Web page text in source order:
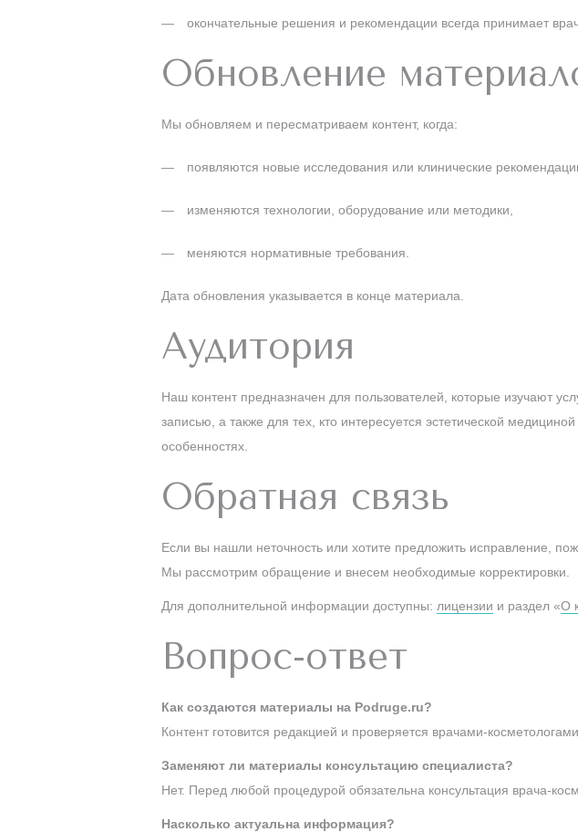
окончательные решения и рекомендации всегда принимает
Обновление
Мы обновляем и пересматриваем контент, когда:
появляются новые исследования или клинические
изменяются технологии, оборудование или методики,
меняются нормативные требования.
Дата обновления указывается в конце материала.
Аудитория
Наш контент предназначен для пользователей, которые изучают
записью, а также для тех, кто интересуется эстетической
особенностях.
Обратная связь
Если вы нашли неточность или хотите предложить исправление,
Мы рассмотрим обращение и внесем необходимые корректировки.
Для дополнительной информации доступны: лицензии и раздел «О
Вопрос-ответ
Как создаются материалы на Podruge.ru?
Контент готовится редакцией и проверяется врачами-косметологами
Заменяют ли материалы консультацию специалиста?
Нет. Перед любой процедурой обязательна консультация врача-
Насколько актуальна информация?